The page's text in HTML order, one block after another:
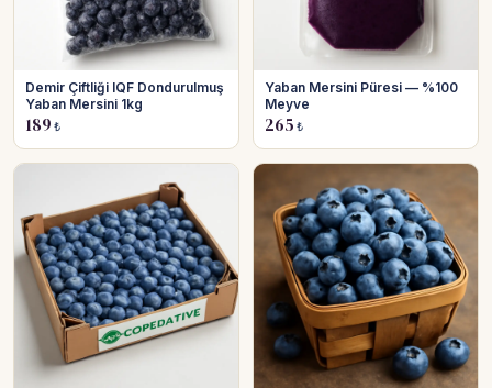
Demir Çiftliği IQF Dondurulmuş
Yaban Mersini 1kg
189 ₺
Yaban Mersini Püresi — %100
Meyve
265 ₺